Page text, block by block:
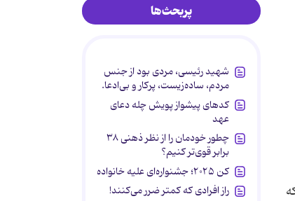
پربحث‌ها
شهید رئیسی، مردی بود از جنس
مردم، ساده‌زیست، پرکار و بی‌ادعا.
کدهای پیشواز پویش چله دعای
عهد
چطور خودمان را از نظر ذهنی ۳۸
برابر قوی‌تر کنیم؟
کن ۲۰۲۵؛ جشنواره‌ای علیه خانواده
راز افرادی که کمتر ضرر می‌کنند!